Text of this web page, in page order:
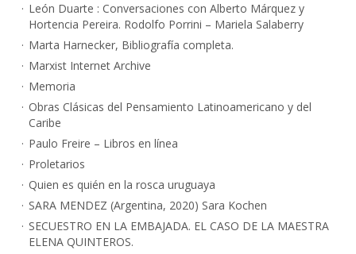
León Duarte : Conversaciones con Alberto Márquez y
Hortencia Pereira. Rodolfo Porrini – Mariela Salaberry
Marta Harnecker, Bibliografía completa.
Marxist Internet Archive
Memoria
Obras Clásicas del Pensamiento Latinoamericano y del
Caribe
Paulo Freire – Libros en línea
Proletarios
Quien es quién en la rosca uruguaya
SARA MENDEZ (Argentina, 2020) Sara Kochen
SECUESTRO EN LA EMBAJADA. EL CASO DE LA MAESTRA
ELENA QUINTEROS.